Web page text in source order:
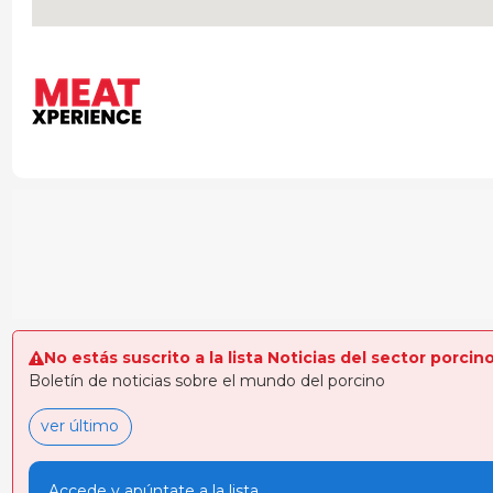
No estás suscrito a la lista Noticias del sector
Boletín de noticias sobre el mundo del porcino
ver último